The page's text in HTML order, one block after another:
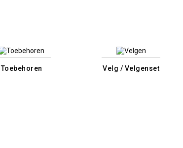
Toebehoren Velg / Velgenset